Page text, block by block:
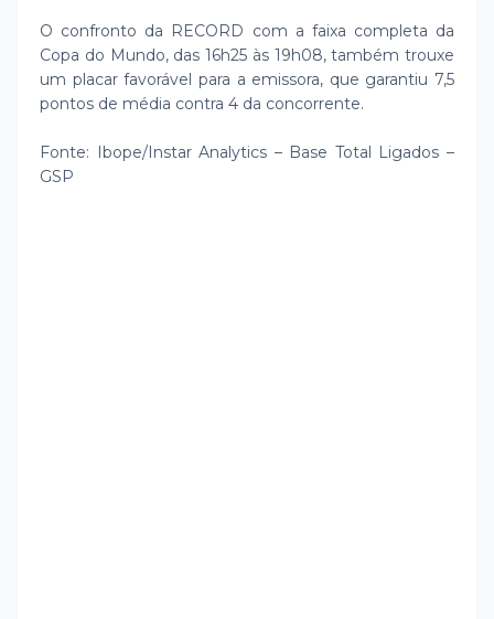
O confronto da RECORD com a faixa completa da
Copa do Mundo, das 16h25 às 19h08, também trouxe
um placar favorável para a emissora, que garantiu 7,5
pontos de média contra 4 da concorrente.
Fonte: Ibope/Instar Analytics – Base Total Ligados –
GSP